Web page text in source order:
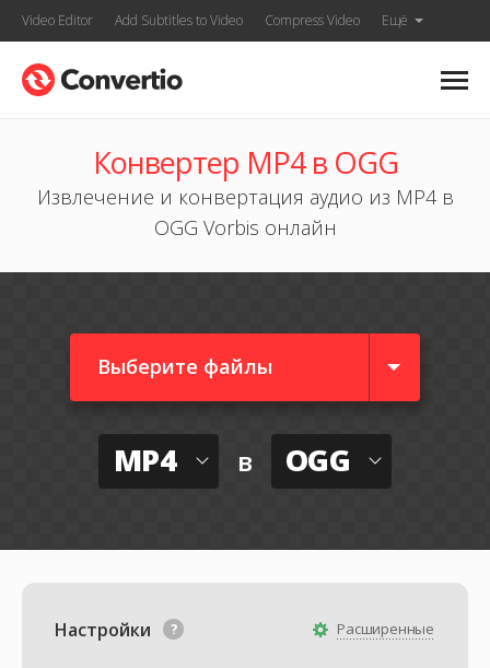
Video Editor Add Subtitles to Video Compress Video Ещё
Конвертер MP4 в OGG
Извлечение и конвертация аудио из MP4 в
OGG Vorbis онлайн
Выберите файлы
MP4 в OGG
Расширенные
Настройки